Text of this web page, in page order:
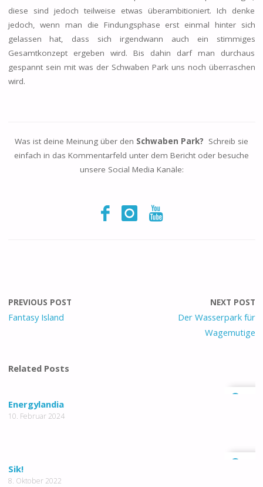
diese sind jedoch teilweise etwas überambitioniert. Ich denke
jedoch, wenn man die Findungsphase erst einmal hinter sich
gelassen hat, dass sich irgendwann auch ein stimmiges
Gesamtkonzept ergeben wird. Bis dahin darf man durchaus
gespannt sein mit was der Schwaben Park uns noch überraschen
wird.
Was ist deine Meinung über den Schwaben Park? Schreib sie
einfach in das Kommentarfeld unter dem Bericht oder besuche
unsere Social Media Kanäle:
PREVIOUS POST
Fantasy Island
NEXT POST
Der Wasserpark für
Wagemutige
Related Posts
Energylandia
10. Februar 2024
Sik!
8. Oktober 2022